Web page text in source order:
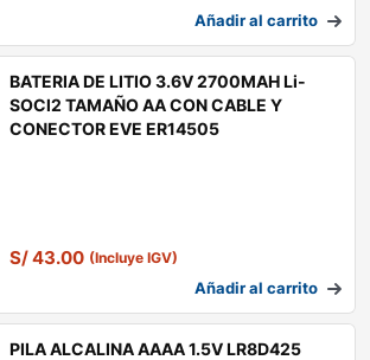
Añadir al carrito
BATERIA DE LITIO 3.6V 2700MAH Li-
SOCl2 TAMAÑO AA CON CABLE Y
CONECTOR EVE ER14505
S/43.00 (Incluye IGV)
Añadir al carrito
PILA ALCALINA AAAA 1.5V LR8D425